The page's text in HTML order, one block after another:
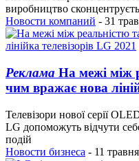
виробництво
Новости компаний - 31
Реклама На межі між
чим вражає нова
Телевізори нової серії
LG допоможуть відчути
подій
Новости бизнеса - 11